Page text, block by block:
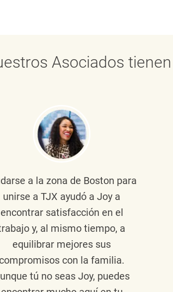
Asociados
a la zona de Boston para
unirse a TJX ayudó a Joy a
encontrar satisfacción en el
y, al mismo tiempo, a
equilibrar mejores sus
compromisos con la familia.
tú no seas Joy, puedes